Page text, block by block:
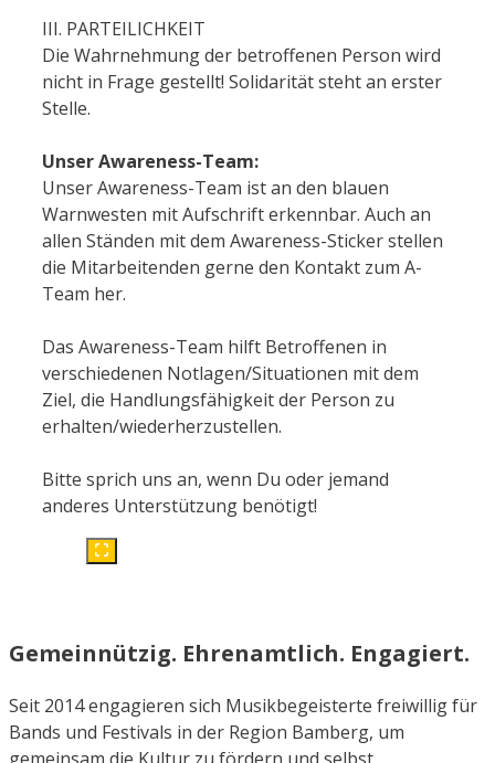
III. PARTEILICHKEIT
Die Wahrnehmung der betroffenen Person wird
nicht in Frage gestellt! Solidarität steht an erster
Stelle.
Unser Awareness-Team:
Unser Awareness-Team ist an den blauen
Warnwesten mit Aufschrift erkennbar. Auch an
allen Ständen mit dem Awareness-Sticker stellen
die Mitarbeitenden gerne den Kontakt zum A-
Team her.
Das Awareness-Team hilft Betroffenen in
verschiedenen Notlagen/Situationen mit dem
Ziel, die Handlungsfähigkeit der Person zu
erhalten/wiederherzustellen.
Bitte sprich uns an, wenn Du oder jemand
anderes Unterstützung benötigt!
Gemeinnützig. Ehrenamtlich. Engagiert.
Seit 2014 engagieren sich Musikbegeisterte freiwillig für
Bands und Festivals in der Region Bamberg, um